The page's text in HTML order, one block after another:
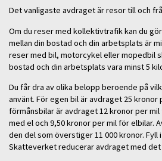
Det vanligaste avdraget är resor till och
Om du reser med kollektivtrafik kan du
mellan din bostad och din arbetsplats är
reser med bil, motorcykel eller mopedbil
bostad och din arbetsplats vara minst 5
Du får dra av olika belopp beroende på
använt. För egen bil är avdraget 25 kronor
förmånsbilar är avdraget 12 kronor per
med el och 9,50 kronor per mil för elbilar.
den del som överstiger 11 000 kronor. Fyll
Skatteverket reducerar avdraget med